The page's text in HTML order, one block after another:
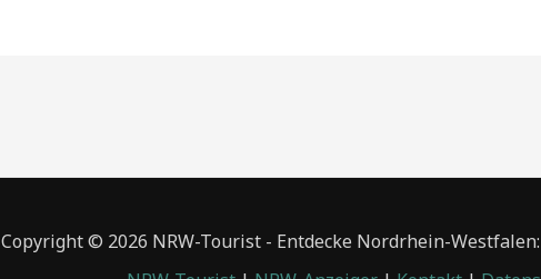
Copyright © 2026 NRW-Tourist - Entdecke Nordrhein-